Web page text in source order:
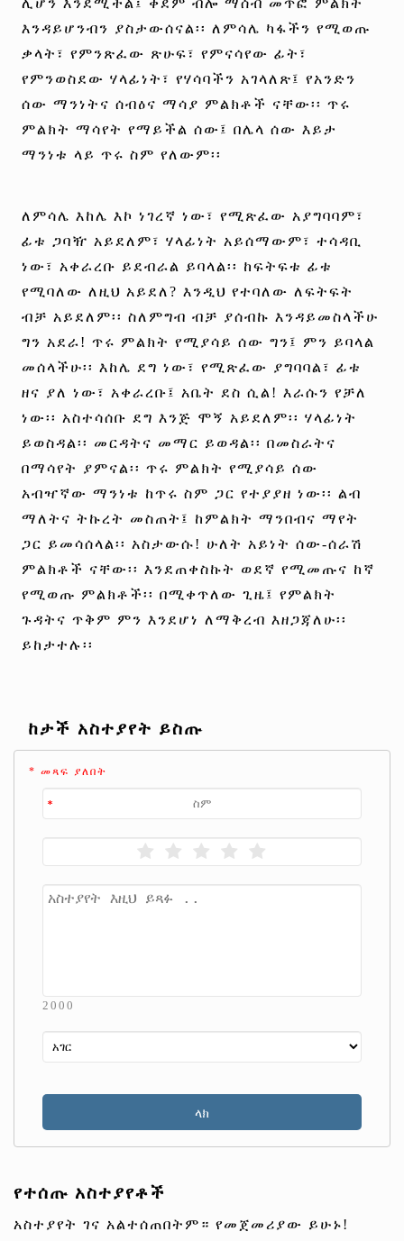
ሊሆን እንደሚችል፤ ቀደም ብሎ ማሰብ መጥፎ ምልክት
እንዳይሆንብን ያስታውሰናል፡፡ ለምሳሌ ካፋችን የሚወጡ
ቃላት፣ የምንጽፈው ጽሁፍ፣ የምናሳየው ፊት፣
የምንወስደው ሃላፊነት፣ የሃሳባችን አገላለጽ፤ የአንድን
ሰው ማንነትና ሰብዕና ማሳያ ምልክቶች ናቸው፡፡ ጥሩ
ምልክት ማሳየት የማይችል ሰው፤ በሌላ ሰው እይታ
ማንነቱ ላይ ጥሩ ስም የለውም፡፡
ለ ምሳሌ እከሌ እኮ ነገረኛ ነው፣ የሚጽፈው አያግባባም፣
ፊቱ ጋባዥ አይደለም፣ ሃላፊነት አይሰማውም፣ ተሳዳቢ
ነው፣ አቀራረቡ ይደብራል ይባላል፡፡ ከፍትፍቱ ፊቱ
የሚባለው ለዚህ አይደለ? እንዲህ የተባለው ለፍትፍት
ብቻ አይደለም፡፡ ስለምግብ ብቻ ያሰብኩ እንዳይመስላችሁ
ግን አደራ! ጥሩ ምልክት የሚያሳይ ሰው ግን፤ ምን ይባላል
መሰላችሁ፡፡ እከሌ ደግ ነው፣ የሚጽፈው ያግባባል፣ ፊቱ
ዘና ያለ ነው፣ አቀራረቡ፤ አቤት ደስ ሲል! እራሱን የቻለ
ነው፡፡ አስተሳሰቡ ደግ እንጅ ሞኝ አይደለም፡፡ ሃላፊነት
ይወስዳል፡፡ መርዳትና መማር ይወዳል፡፡ በመስራትና
በማሳየት ያምናል፡፡ ጥሩ ምልክት የሚያሳይ ሰው
አብዣኛው ማንነቱ ከጥሩ ስም ጋር የተያያዘ ነው፡፡ ልብ
ማለትና ትኩረት መስጠት፤ ከምልክት ማንበብና ማየት
ጋር ይመሳሰላል፡፡ አስታውሱ! ሁለት አይነት ሰው-ሰራሽ
ምልክቶች ናቸው፡፡ እንደጠቀስኩት ወደኛ የሚመጡና ከኛ
የሚወጡ ምልክቶች፡፡ በሚቀጥለው ጊዜ፤ የምልክት
ጉዳትና ጥቅም ምን እንደሆነ ለማቅረብ እዘጋጃለሁ፡፡
ይከታተሉ፡፡
ከታች አስተያየት ይስጡ
* መጻፍ ያለበት
2000
የተሰጡ አስተያየቶች
አስተያየት ገና አልተሰጠበትም። የመጀመሪያው ይሁኑ!